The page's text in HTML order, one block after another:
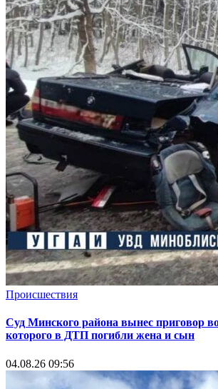
Происшествия
Суд Минского района вынес приговор
которого в ДТП погибли жена и сын
04.08.26 09:56